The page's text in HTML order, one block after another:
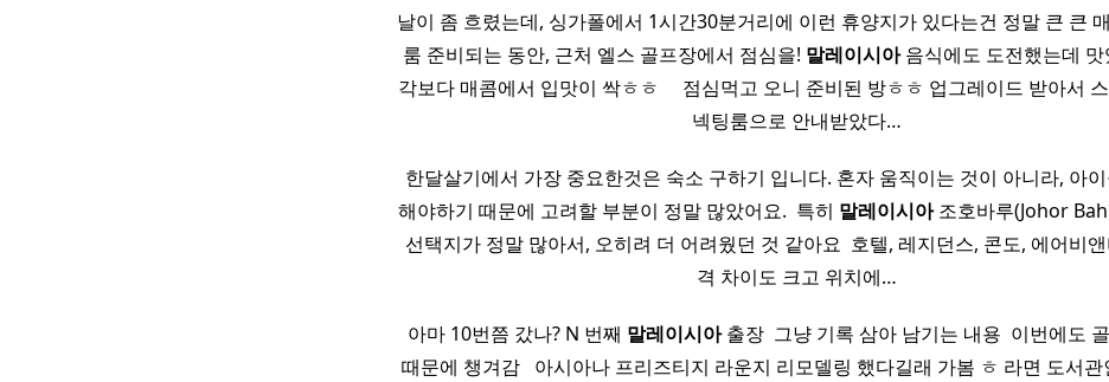
날이 좀 흐렸는데, 싱가폴에서 1시간30분거리에 이런 휴양지가 있다는건 정말 큰 큰 매
룸 준비되는 동안, 근처 엘스 골프장에서 점심을! 말레이시아음식에도 도전했는데 맛
각보다 매콤에서 입맛이 싹ㅎㅎ ​ ​ ​ ​ 점심먹고 오니 준비된 방ㅎㅎ 업그레이드 받아서
넥팅룸으로 안내받았다…
한달살기에서 가장 중요한것은 숙소 구하기 입니다. 혼자 움직이는 것이 아니라, 아
해야하기 때문에 고려할 부분이 정말 많았어요. ​ 특히 말레이시아조호바루(Johor
선택지가 정말 많아서, 오히려 더 어려웠던 것 같아요 ​ 호텔, 레지던스, 콘도, 에어비
격 차이도 크고 위치에…
​ 아마 10번쯤 갔나? N 번째 말레이시아출장 ​ 그냥 기록 삼아 남기는 내용 ​ 이번에도
때문에 챙겨감 ​ ​ 아시아나 프리즈티지 라운지 리모델링 했다길래 가봄 ㅎ 라면 도서관